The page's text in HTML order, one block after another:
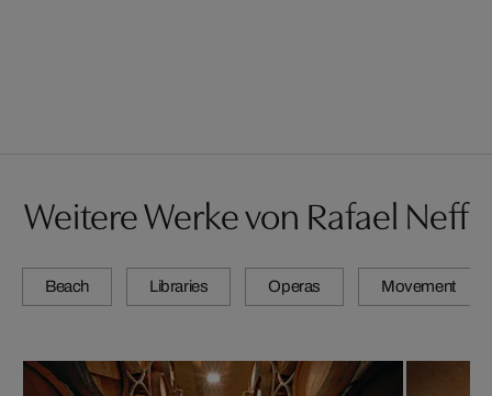
Weitere Werke von Rafael Neff
Beach Libraries Operas Movement